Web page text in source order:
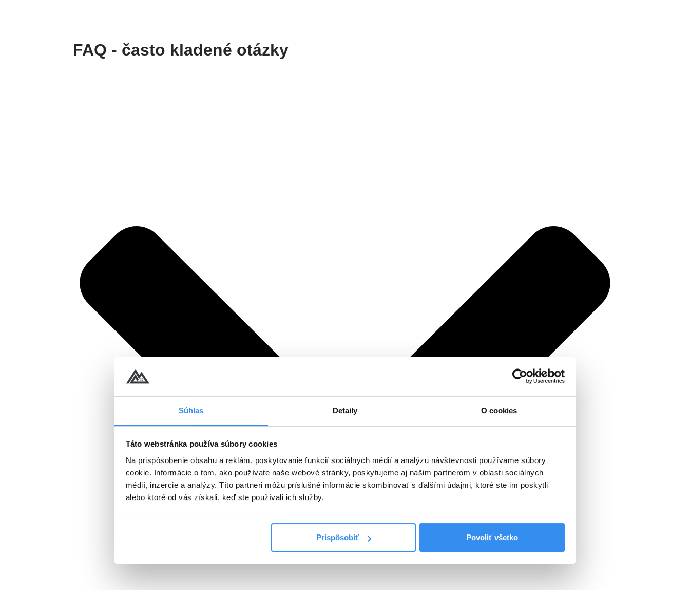
Súhlas Detaily O cookies
Táto webstránka používa súbory cookies
Na prispôsobenie obsahu a reklám, poskytovanie funkcií sociálnych médií a analýzu návštevnosti používame súbory
cookie. Informácie o tom, ako používate naše webové stránky, poskytujeme aj našim partnerom v oblasti sociálnych
médií, inzercie a analýzy. Títo partneri môžu príslušné informácie skombinovať s ďalšími údajmi, ktoré ste im poskytli
alebo ktoré od vás získali, keď ste používali ich služby.
Prispôsobiť Povoliť všetko
FAQ - často kladené otázky